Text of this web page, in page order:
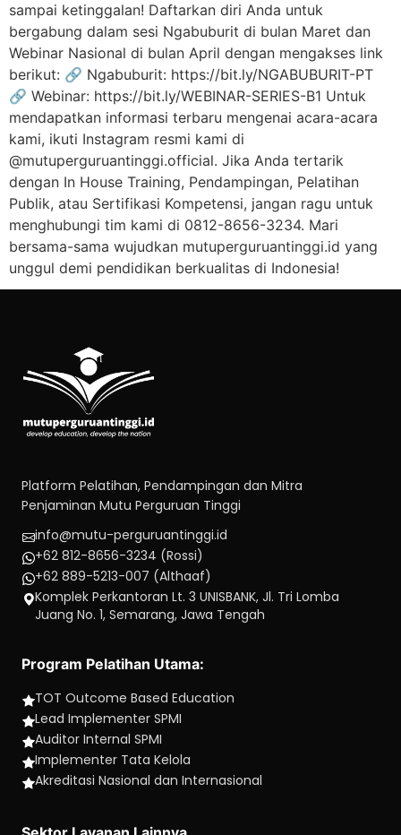
sampai ketinggalan! Daftarkan diri Anda untuk
bergabung dalam sesi Ngabuburit di bulan Maret dan
Webinar Nasional di bulan April dengan mengakses link
berikut: 🔗 Ngabuburit: https://bit.ly/NGABUBURIT-PT
🔗 Webinar: https://bit.ly/WEBINAR-SERIES-B1 Untuk
mendapatkan informasi terbaru mengenai acara-acara
kami, ikuti Instagram resmi kami di
@mutuperguruantinggi.official. Jika Anda tertarik
dengan In House Training, Pendampingan, Pelatihan
Publik, atau Sertifikasi Kompetensi, jangan ragu untuk
menghubungi tim kami di 0812-8656-3234. Mari
bersama-sama wujudkan mutuperguruantinggi.id yang
unggul demi pendidikan berkualitas di Indonesia!
Platform Pelatihan, Pendampingan dan Mitra
Penjaminan Mutu Perguruan Tinggi
info@mutu-perguruantinggi.id
+62 812-8656-3234 (Rossi)
+62 889-5213-007 (Althaaf)
Komplek Perkantoran Lt. 3 UNISBANK, Jl. Tri Lomba
Juang No. 1, Semarang, Jawa Tengah
Program Pelatihan Utama:
TOT Outcome Based Education
Lead Implementer SPMI
Auditor Internal SPMI
Implementer Tata Kelola
Akreditasi Nasional dan Internasional